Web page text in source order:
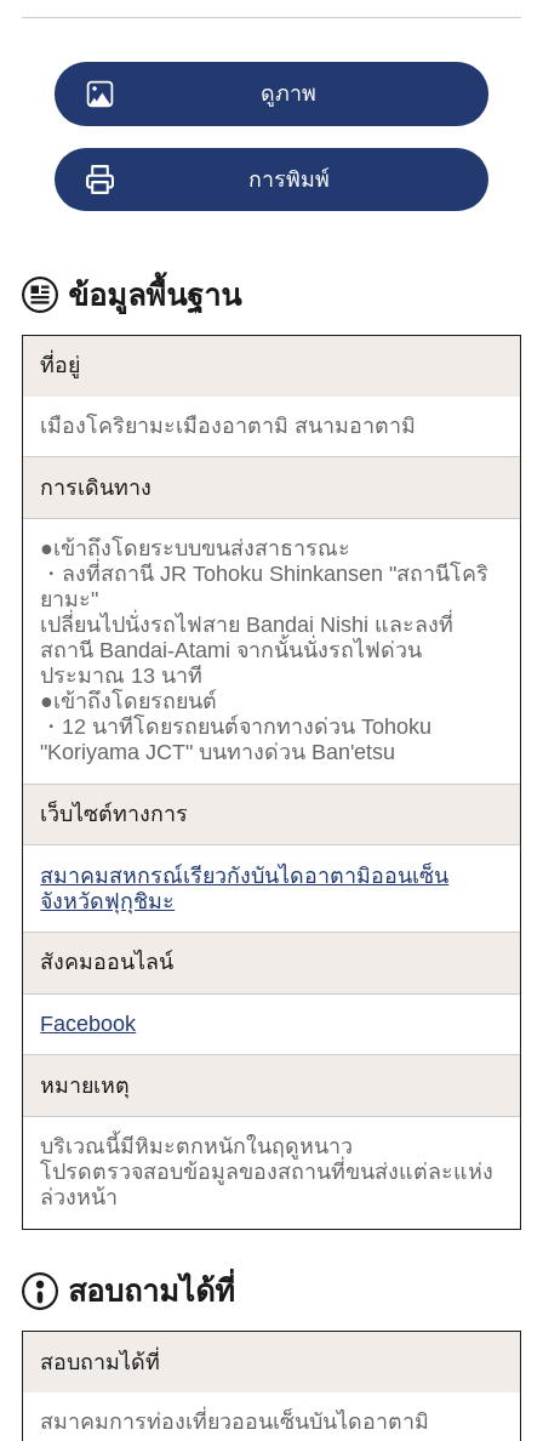
ดูภาพ
การพิมพ์
ข้อมูลพื้นฐาน
ที่อยู่
เมืองโคริยามะเมืองอาตามิ สนามอาตามิ
การเดินทาง
●เข้าถึงโดยระบบขนส่งสาธารณะ
・ลงที่สถานี JR Tohoku Shinkansen "สถานีโคริ
ยามะ"
เปลี่ยนไปนั่งรถไฟสาย Bandai Nishi และลงที่
สถานี Bandai-Atami จากนั้นนั่งรถไฟด่วน
ประมาณ 13 นาที
●เข้าถึงโดยรถยนต์
・12 นาทีโดยรถยนต์จากทางด่วน Tohoku
"Koriyama JCT" บนทางด่วน Ban'etsu
เว็บไซต์ทางการ
สมาคมสหกรณ์เรียวกังบันไดอาตามิออนเซ็น
จังหวัดฟุกุชิมะ
สังคมออนไลน์
Facebook
หมายเหตุ
บริเวณนี้มีหิมะตกหนักในฤดูหนาว
โปรดตรวจสอบข้อมูลของสถานที่ขนส่งแต่ละแห่ง
ล่วงหน้า
สอบถามได้ที่
สอบถามได้ที่
สมาคมการท่องเที่ยวออนเซ็นบันไดอาตามิ